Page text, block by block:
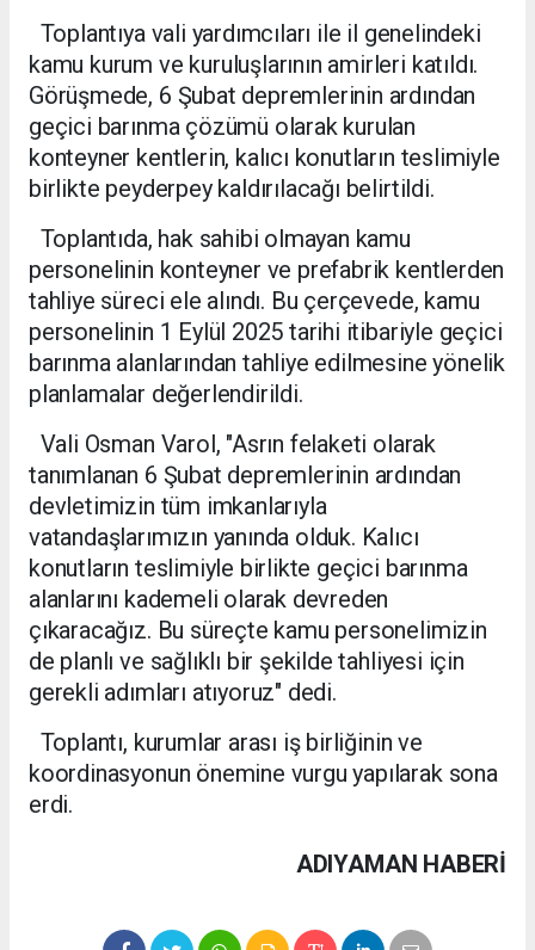
Toplantıya vali yardımcıları ile il genelindeki
kamu kurum ve kuruluşlarının amirleri katıldı.
Görüşmede, 6 Şubat depremlerinin ardından
geçici barınma çözümü olarak kurulan
konteyner kentlerin, kalıcı konutların teslimiyle
birlikte peyderpey kaldırılacağı belirtildi.
Toplantıda, hak sahibi olmayan kamu
personelinin konteyner ve prefabrik kentlerden
tahliye süreci ele alındı. Bu çerçevede, kamu
personelinin 1 Eylül 2025 tarihi itibariyle geçici
barınma alanlarından tahliye edilmesine yönelik
planlamalar değerlendirildi.
Vali Osman Varol, "Asrın felaketi olarak
tanımlanan 6 Şubat depremlerinin ardından
devletimizin tüm imkanlarıyla
vatandaşlarımızın yanında olduk. Kalıcı
konutların teslimiyle birlikte geçici barınma
alanlarını kademeli olarak devreden
çıkaracağız. Bu süreçte kamu personelimizin
de planlı ve sağlıklı bir şekilde tahliyesi için
gerekli adımları atıyoruz" dedi.
Toplantı, kurumlar arası iş birliğinin ve
koordinasyonun önemine vurgu yapılarak sona
erdi.
ADIYAMAN HABERİ